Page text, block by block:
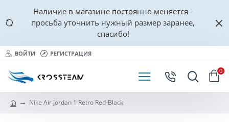
Наличие в магазине постоянно меняется -
просьба уточнить нужный размер заранее,
спасибо!
ВОЙТИ РЕГИСТРАЦИЯ
0
Nike Air Jordan 1 Retro Red-Black